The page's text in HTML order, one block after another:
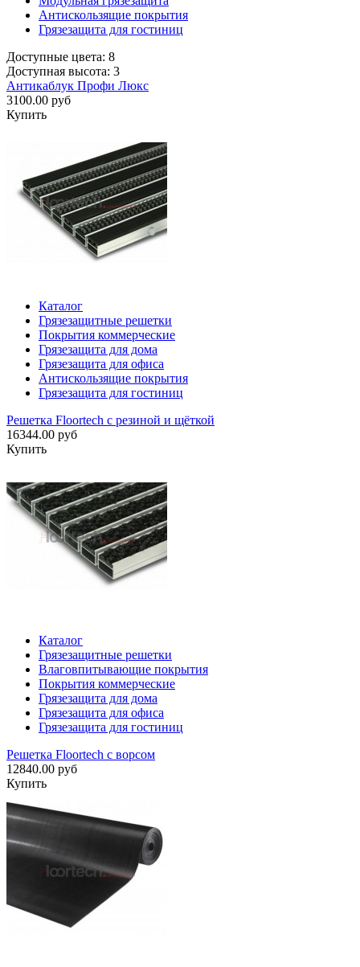
Антискользящие покрытия
Грязезащита для гостиниц
Доступные цвета: 8
Доступная высота: 3
Антикаблук Профи Люкс
3100.00 руб
Купить
Каталог
Грязезащитные решетки
Покрытия коммерческие
Грязезащита для дома
Грязезащита для офиса
Антискользящие покрытия
Грязезащита для гостиниц
Решетка Floortech с резиной и щёткой
16344.00 руб
Купить
Каталог
Грязезащитные решетки
Влаговпитывающие покрытия
Покрытия коммерческие
Грязезащита для дома
Грязезащита для офиса
Грязезащита для гостиниц
Решетка Floortech с ворсом
12840.00 руб
Купить